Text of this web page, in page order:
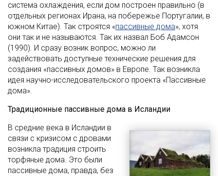
система охлаждения, если дом построен правильно (в
отдельных регионах Ирана, на побережье Португалии, в
южном Китае). Так строятся «пассивные дома», хотя
они так и не называются. Так их назвал Боб Адамсон
(1990). И сразу возник вопрос, можно ли
задействовать доступные технические решения для
создания «пассивных домов» в Европе. Так возникла
идея научно-исследовательского проекта «Пассивные
дома».
Традиционные пассивные дома в Исландии
В средние века в Исландии в
связи с кризисом с дровами
возникла традиция строить
торфяные дома. Это были
пассивные дома, правда, без